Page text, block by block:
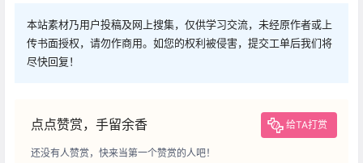
本站素材乃用户投稿及网上搜集，仅供学习交流，未经原作者或上
传书面授权，请勿作商用。如您的权利被侵害，提交工单后我们将
尽快回复！
点点赞赏，手留余香 给TA打赏
还没有人赞赏，快来当第一个赞赏的人吧！